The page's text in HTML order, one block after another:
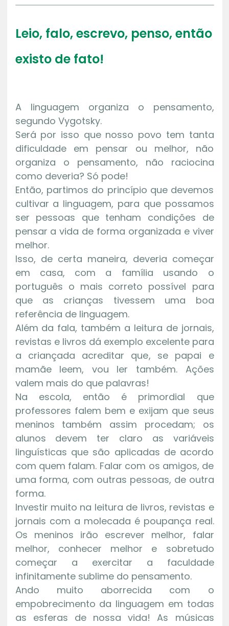
Leio, falo, escrevo, penso, então
existo de fato!
A linguagem organiza o pensamento,
segundo Vygotsky.
Será por isso que nosso povo tem tanta
dificuldade em pensar ou melhor, não
organiza o pensamento, não raciocina
como deveria? Só pode!
Então, partimos do princípio que devemos
cultivar a linguagem, para que possamos
ser pessoas que tenham condições de
pensar a vida de forma organizada e viver
melhor.
Isso, de certa maneira, deveria começar
em casa, com a família usando o
português o mais correto possível para
que as crianças tivessem uma boa
referência de linguagem.
Além da fala, também a leitura de jornais,
revistas e livros dá exemplo excelente para
a criançada acreditar que, se papai e
mamãe leem, vou ler também. Ações
valem mais do que palavras!
Na escola, então é primordial que
professores falem bem e exijam que seus
meninos também assim procedam; os
alunos devem ter claro as variáveis
linguísticas que são aplicadas de acordo
com quem falam. Falar com os amigos, de
uma forma, com outras pessoas, de outra
forma.
Investir muito na leitura de livros, revistas e
jornais com a molecada é poupança real.
Os meninos irão escrever melhor, falar
melhor, conhecer melhor e sobretudo
começar a exercitar a faculdade
infinitamente sublime do pensamento.
Ando muito aborrecida com o
empobrecimento da linguagem em todas
as esferas de nossa vida! As músicas